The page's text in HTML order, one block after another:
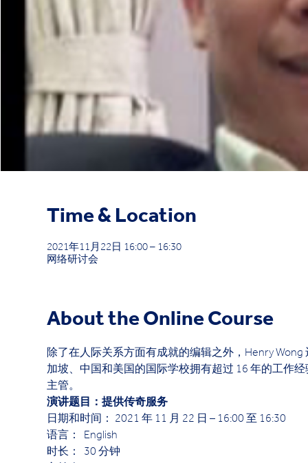
Time & Location
2021年11月22日 16:00 – 16:30
网络研讨会
About the Online Course
除了在人际关系方面有成就的编辑之外，Henry
加坡、中国和美国的国际学校拥有超过 16 年的工作
主管。
演讲题目：提供传奇服务
日期和时间： 2021 年 11 月 22 日 – 16:00 至 16:30
语言：  English
时长：  30 分钟